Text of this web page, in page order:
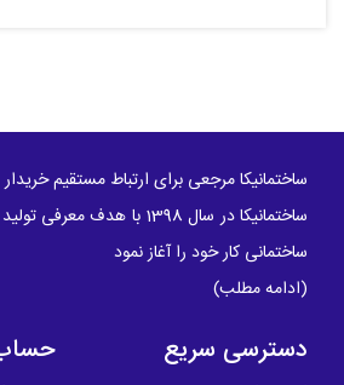
ساختمانیکا مرجعی برای ارتباط مستقیم
ساختمانیکا در سال 1398 با
ساختمانی کار خود را آغاز نمود
(ادامه مطلب)
دسترسی سریع